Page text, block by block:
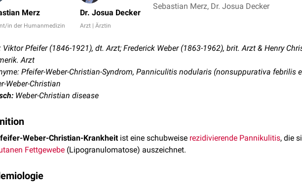
Merz
in der Humanmedizin
Dr. Josua Decker
Arzt | Ärztin
Sebastian Merz, Dr. Josua Decker
Viktor Pfeifer (1846-1921), dt. Arzt; Frederick Weber (1863-1962), brit. Arzt & Henry
Arzt
Pfeifer-Weber-Christian-Syndrom, Panniculitis nodularis (nonsuppurativa febrilis
Weber-Christian
Weber-Christian disease
Weber-Christian-Krankheitist eine schubweise rezidivierende Pannikulitis, die
Fettgewebe (Lipogranulomatose) auszeichnet.